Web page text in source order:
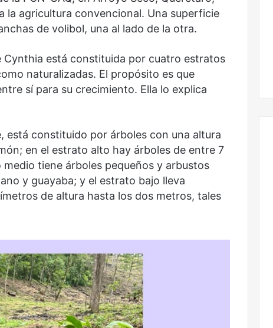
la agricultura convencional. Una superficie
de volibol, una al lado de la otra.
Cynthia está constituida por cuatro estratos
naturalizadas. El propósito es que
sí para su crecimiento. Ella lo explica
constituido por árboles con una altura
en el estrato alto hay árboles de entre 7
tiene árboles pequeños y arbustos
y guayaba; y el estrato bajo lleva
de altura hasta los dos metros, tales
No murió de amor